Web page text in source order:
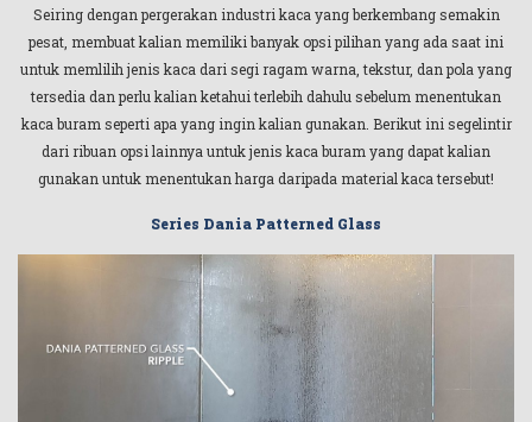
Seiring dengan pergerakan industri kaca yang berkembang semakin
pesat, membuat kalian memiliki banyak opsi pilihan yang ada saat ini
untuk memlilih jenis kaca dari segi ragam warna, tekstur, dan pola yang
tersedia dan perlu kalian ketahui terlebih dahulu sebelum menentukan
kaca buram seperti apa yang ingin kalian gunakan. Berikut ini segelintir
dari ribuan opsi lainnya untuk jenis kaca buram yang dapat kalian
gunakan untuk menentukan harga daripada material kaca tersebut!
Series Dania Patterned Glass